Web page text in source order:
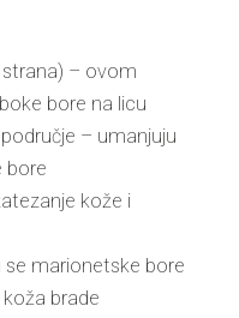
– ovom
bore na licu
– umanjuju
bore
kože i
se marionetske bore
brade